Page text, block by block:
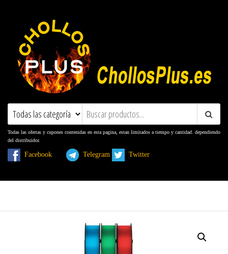
ChollosPlus.es
Ofertas, Promociones, Descuentos y
Todas las ofertas y cupones contenidas en esta pagina, estan limitados a tiempo y cantidad. dependiendo
del distribuidor.
Facebook Telegram Twitter